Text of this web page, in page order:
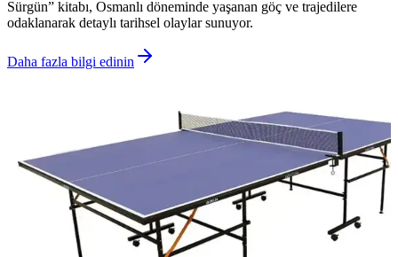
Sürgün” kitabı, Osmanlı döneminde yaşanan göç ve trajedilere
odaklanarak detaylı tarihsel olaylar sunuyor.
Daha fazla bilgi edinin